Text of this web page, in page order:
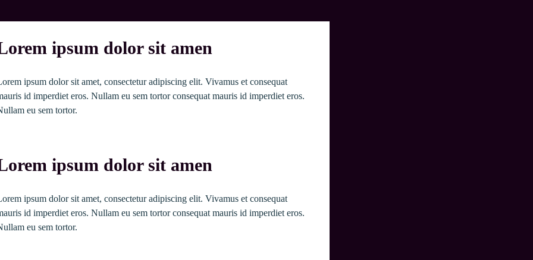
ipsum dolor sit amen
ipsum dolor sit amet, consectetur adipiscing elit. Vivamus et consequat
id imperdiet eros. Nullam eu sem tortor consequat mauris id imperdiet eros.
eu sem tortor.
ipsum dolor sit amen
ipsum dolor sit amet, consectetur adipiscing elit. Vivamus et consequat
id imperdiet eros. Nullam eu sem tortor consequat mauris id imperdiet eros.
eu sem tortor.